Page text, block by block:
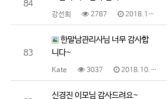
84
강선희 2787 2018.10.30
83
한말남관리사님 너무 감사합
니다~
Kate 3037 2018.10.29
신경진 이모님 감사드려요~